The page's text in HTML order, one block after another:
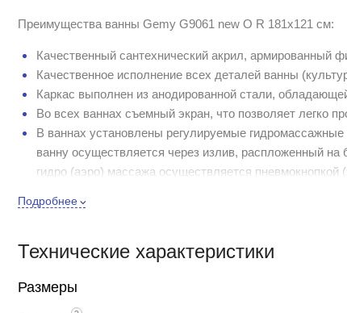
Преимущества ванны Gemy G9061 new O R 181x121 см:
Качественный сантехнический акрил, армированный
Качественное исполнение всех деталей ванны
Каркас выполнен из анодированной стали,
Во всех ваннах съемный экран, что позволяет легко
В ваннах установлены регулируемые
ванну осуществляется через излив, распложенный
гидро (аэро) массажа осуществляется пневмокнопкой
может быть разных цветов (на заказ)
который быстро изнашивается).
электрической части
Подробнее
Технические характеристики
Размеры